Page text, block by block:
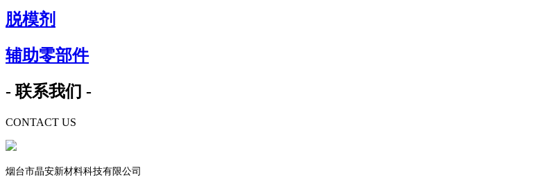
脱模剂
辅助零部件
- 联系我们 -
CONTACT US
烟台市晶安新材料科技有限公司